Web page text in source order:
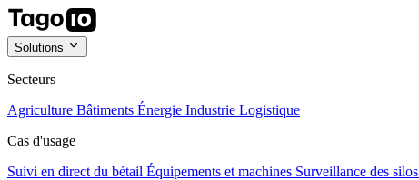
Solutions
Secteurs
Agriculture Bâtiments Énergie Industrie Logistique
Cas d'usage
Suivi en direct du bétail Équipements et machines Surveillance des silos